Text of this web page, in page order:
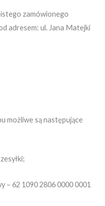
zamówionego
adresem: ul. Jana Matejki
możliwe są następujące
– 62 1090 2806 0000 0001